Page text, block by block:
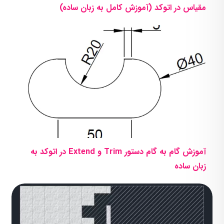
مقیاس در اتوکد (آموزش کامل به زبان ساده)
آموزش گام به گام دستور Trim و Extend در اتوکد به
زبان ساده